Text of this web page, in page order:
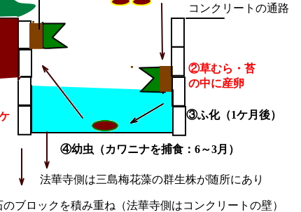
コンクリートの通路
法華寺側は三島梅花藻の群生株が随所にあり
ブロックを積み重ね（法華寺側はコンクリートの壁）
④幼虫（カワニナを捕食：6～3月）
③ふ化（1ケ月後）
②草むら・苔
の中に産卵